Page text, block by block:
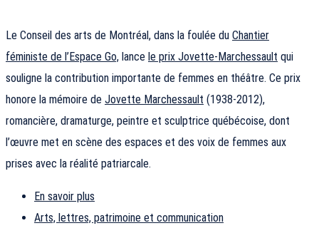
Le Conseil des arts de Montréal, dans la foulée du Chantier
féministe de l’Espace Go, lance le prix Jovette-Marchessault qui
souligne la contribution importante de femmes en théâtre. Ce prix
honore la mémoire de Jovette Marchessault (1938-2012),
romancière, dramaturge, peintre et sculptrice québécoise, dont
l’œuvre met en scène des espaces et des voix de femmes aux
prises avec la réalité patriarcale.
En savoir plus
Arts, lettres, patrimoine et communication